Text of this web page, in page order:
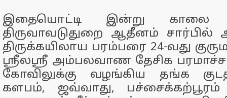
இதையொட்டி இன்று காலை
திருவாவடுதுறை ஆதீனம் சார்பில்
திருக்கயிலாய பரம்பரை 24-வது
ஸ்ரீலஸ்ரீ அம்பலவாண தேசிக
கோவிலுக்கு வழங்கிய தங்க
களபம், ஜவ்வாது, பச்சைக்கற்பூரம்